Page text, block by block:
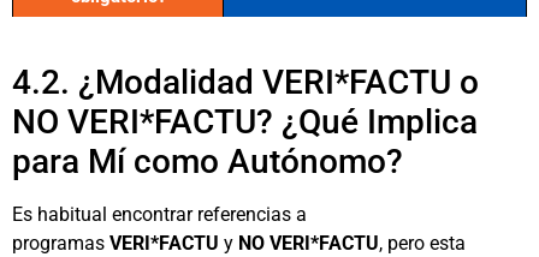
software lo cumple?
Característica Clave
Verifactu
Registro de eventos del sistema
¿Es un requisito
obligatorio?
4.2. ¿Modalidad VERI*FACTU o
NO VERI*FACTU? ¿Qué Implica
para Mí como Autónomo?
Es habitual encontrar referencias a
programas VERI*FACTU y NO VERI*FACTU, pero esta